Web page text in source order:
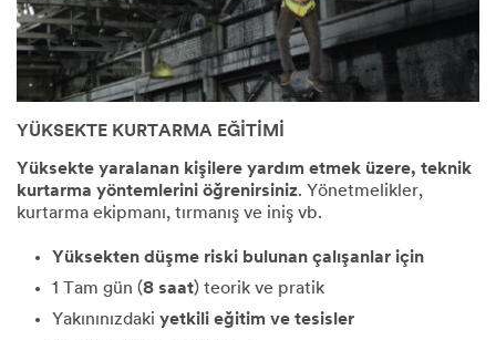
YÜKSEKTE KURTARMA EĞİTİMİ
Yüksekte yaralanan kişilere yardım etmek üzere, teknik
kurtarma yöntemlerini öğrenirsiniz. Yönetmelikler,
kurtarma ekipmanı, tırmanış ve iniş vb.
Yüksekten düşme riski bulunan çalışanlar için
1 Tam gün (8 saat) teorik ve pratik
Yakınınızdaki yetkili eğitim ve tesisler